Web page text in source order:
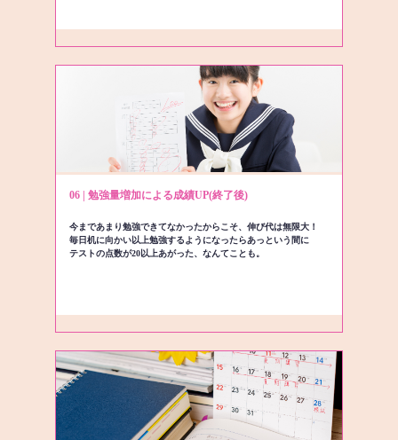
06 | 勉強量増加による成績UP(終了後)
今まであまり勉強できてなかったからこそ、伸び代は無限大！
毎日机に向かい以上勉強するようになったらあっという間に
テストの点数が20以上あがった、なんてことも。